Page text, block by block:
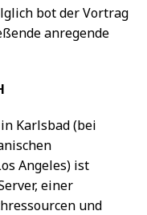
bot der Vortrag
anregende
Karlsbad (bei
Angeles) ist
einer
und